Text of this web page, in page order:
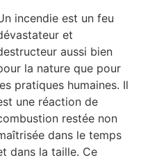
incendie est un feu
et
aussi bien
la nature que pour
pratiques humaines. Il
une réaction de
restée non
dans le temps
dans la taille. Ce